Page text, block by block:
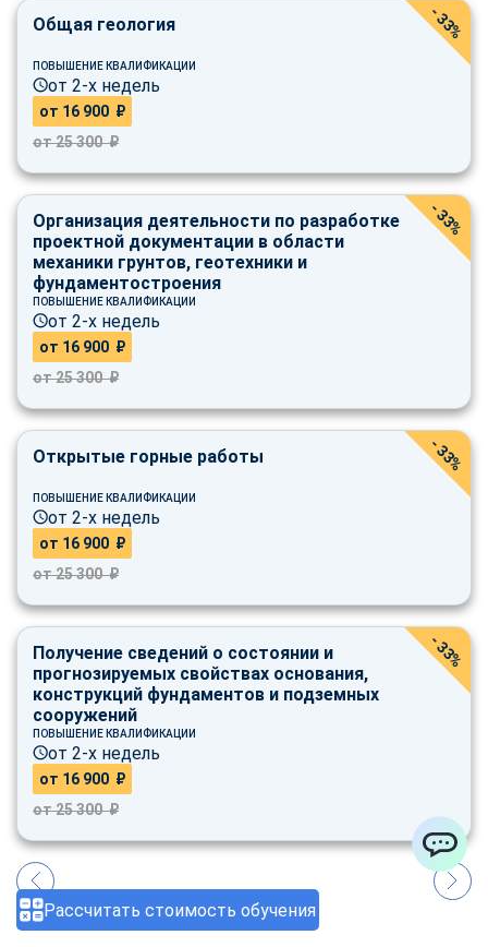
Рассчитать стоимость обучения
Общая геология
ПОВЫШЕНИЕ КВАЛИФИКАЦИИ
от 2-х недель
от 16 900 ₽
от 25 300 ₽
- 33%
Организация деятельности по разработке
проектной документации в области
механики грунтов, геотехники и
фундаментостроения
ПОВЫШЕНИЕ КВАЛИФИКАЦИИ
от 2-х недель
от 16 900 ₽
от 25 300 ₽
- 33%
Открытые горные работы
ПОВЫШЕНИЕ КВАЛИФИКАЦИИ
от 2-х недель
от 16 900 ₽
от 25 300 ₽
- 33%
Получение сведений о состоянии и
прогнозируемых свойствах основания,
конструкций фундаментов и подземных
сооружений
ПОВЫШЕНИЕ КВАЛИФИКАЦИИ
от 2-х недель
от 16 900 ₽
от 25 300 ₽
- 33%
Свяжитесь с нами через любой удобный мессенджер!
Telegram
Vkontakte EMail
Max